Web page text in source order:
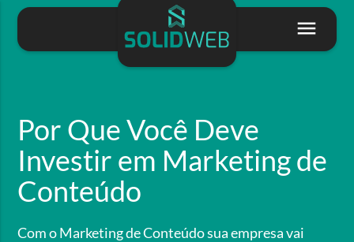
Por Que Você Deve
Investir em Marketing de
Conteúdo
Com o Marketing de Conteúdo sua empresa vai